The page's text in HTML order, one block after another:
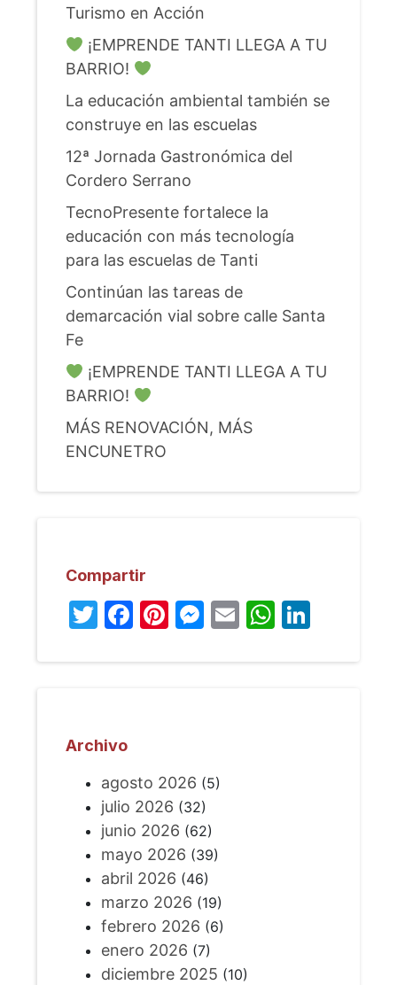
Turismo en Acción
¡EMPRENDE TANTI LLEGA A TU
BARRIO!
La educación ambiental también se
construye en las escuelas
12ª Jornada Gastronómica del
Cordero Serrano
TecnoPresente fortalece la
educación con más tecnología
para las escuelas de Tanti
Continúan las tareas de
demarcación vial sobre calle Santa
Fe
¡EMPRENDE TANTI LLEGA A TU
BARRIO!
MÁS RENOVACIÓN, MÁS
ENCUNETRO
Compartir
Twitter
Facebook
Pinterest
Messenger
Email
Archivo
agosto 2026 (5)
julio 2026 (32)
junio 2026 (62)
mayo 2026 (39)
abril 2026 (46)
marzo 2026 (19)
febrero 2026 (6)
enero 2026 (7)
diciembre 2025 (10)